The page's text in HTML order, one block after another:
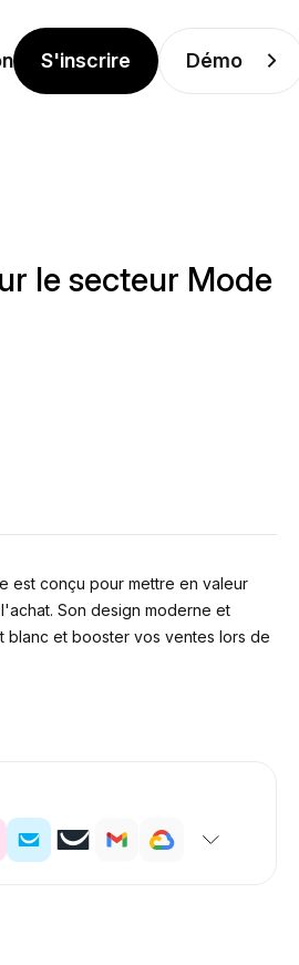
S'inscrire Démo
le secteur Mode
est conçu pour mettre en valeur
Son design moderne et
blanc et booster vos ventes lors de